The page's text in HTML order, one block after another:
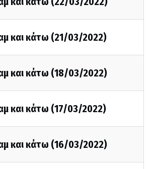
και κάτω (21/03/2022)
και κάτω (18/03/2022)
και κάτω (17/03/2022)
και κάτω (16/03/2022)